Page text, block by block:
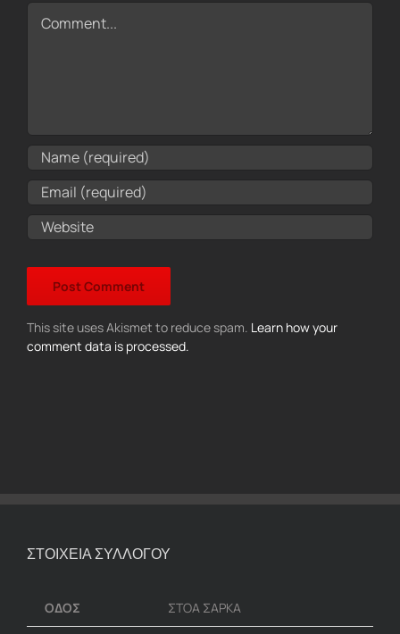
Comment
This site uses Akismet to reduce spam. Learn how your
comment data is processed.
ΣΤΟΙΧΕΙΑ ΣΥΛΛΟΓΟΥ
ΟΔΟΣ ΣΤΟΑ ΣΑΡΚΑ